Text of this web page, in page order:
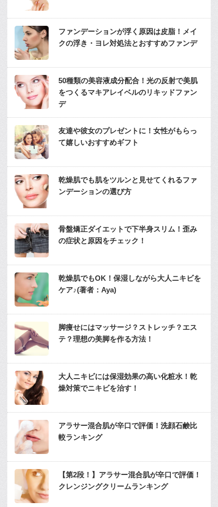
ファンデーションが浮く原因は皮脂！メイ
クの浮き・ヨレ対処法とおすすめファンデ
50種類の美容液成分配合！光の反射で美肌
をつくるマキアレイベルのリキッドファン
デ
友達や彼女のプレゼントに！女性がもらっ
て嬉しいおすすめギフト
乾燥肌でも肌をツルンと見せてくれるファ
ンデーションの選び方
骨盤矯正ダイエットで下半身スリム！歪み
の症状と原因をチェック！
乾燥肌でもOK！保湿しながら大人ニキビを
ケア♪(著者：Aya)
脚痩せにはマッサージ？ストレッチ？エス
テ？理想の美脚を作る方法！
大人ニキビには保湿効果の高い化粧水！乾
燥対策でニキビを治す！
アラサー混合肌が辛口で評価！洗顔石鹸比
較ランキング
【第2段！】アラサー混合肌が辛口で評価！
クレンジングクリームランキング